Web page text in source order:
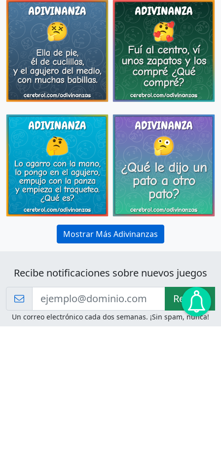
Mostrar Más Adivinanzas
Recibe notificaciones sobre nuevos juegos
Recibir!
Un correo electrónico cada dos semanas. ¡Sin spam, nunca!